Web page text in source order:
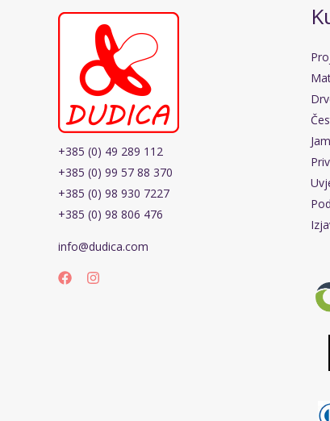
+385 (0) 49 289 112
+385 (0) 99 57 88 370
+385 (0) 98 930 7227
+385 (0) 98 806 476
info@dudica.com